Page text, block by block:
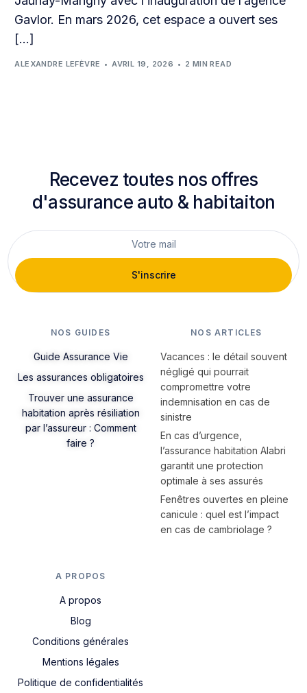
Gavlor. En mars 2026, cet espace a ouvert ses
[…]
ALEXANDRE LEFÈVRE AVRIL 19, 2026 2 MIN READ
Recevez toutes nos offres
d'assurance auto & habitaiton
S'inscrire
NOS GUIDES
Guide Assurance Vie
Les assurances obligatoires
Trouver une assurance
habitation après résiliation
par l’assureur : Comment
faire ?
NOS ARTICLES
Vacances : le détail souvent
négligé qui pourrait
compromettre votre
indemnisation en cas de
sinistre
En cas d’urgence,
l’assurance habitation Alabri
garantit une protection
optimale à ses assurés
Fenêtres ouvertes en pleine
canicule : quel est l’impact
en cas de cambriolage ?
A PROPOS
A propos
Blog
Conditions générales
Mentions légales
Politique de confidentialités